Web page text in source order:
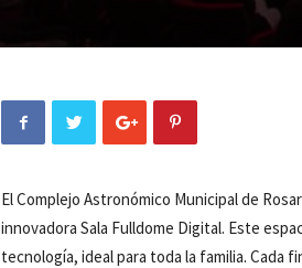
El Complejo Astronómico Municipal de
innovadora Sala Fulldome Digital. Este
tecnología, ideal para toda la familia. Cada